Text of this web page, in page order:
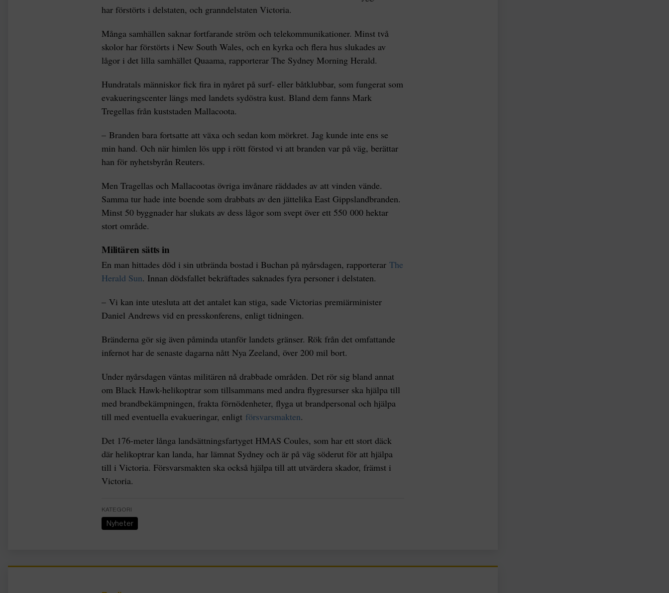
har förstörts i delstaten, och granndelstaten Victoria.
Många samhällen saknar fortfarande ström och telekommunikationer. Minst två
skolor har förstörts i New South Wales, och en kyrka och flera hus slukades av
lågor i det lilla samhället Quaama, rapporterar The Sydney Morning Herald.
Hundratals människor fick fira in nyåret på surf- eller båtklubbar, som fungerat som
evakueringscenter längs med landets sydöstra kust. Bland dem fanns Mark
Tregellas från kuststaden Mallacoota.
– Branden bara fortsatte att växa och sedan kom mörkret. Jag kunde inte ens se
min hand. Och när himlen lös upp i rött förstod vi att branden var på väg, berättar
han för nyhetsbyrån Reuters.
Men Tragellas och Mallacootas övriga invånare räddades av att vinden vände.
Samma tur hade inte boende som drabbats av den jättelika East Gippslandbranden.
Minst 50 byggnader har slukats av dess lågor som svept över ett 550 000 hektar
stort område.
Militären sätts in
En man hittades död i sin utbrända bostad i Buchan på nyårsdagen, rapporterar The
Herald Sun. Innan dödsfallet bekräftades saknades fyra personer i delstaten.
– Vi kan inte utesluta att det antalet kan stiga, sade Victorias premiärminister
Daniel Andrews vid en presskonferens, enligt tidningen.
Bränderna gör sig även påminda utanför landets gränser. Rök från det omfattande
infernot har de senaste dagarna nått Nya Zeeland, över 200 mil bort.
Under nyårsdagen väntas militären nå drabbade områden. Det rör sig bland annat
om Black Hawk-helikoptrar som tillsammans med andra flygresurser ska hjälpa till
med brandbekämpningen, frakta förnödenheter, flyga ut brandpersonal och hjälpa
till med eventuella evakueringar, enligt försvarsmakten.
Det 176-meter långa landsättningsfartyget HMAS Coules, som har ett stort däck
där helikoptrar kan landa, har lämnat Sydney och är på väg söderut för att hjälpa
till i Victoria. Försvarsmakten ska också hjälpa till att utvärdera skador, främst i
Victoria.
KATEGORI
Nyheter